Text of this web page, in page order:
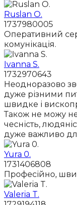
Ruslan O.
1737980005
Оперативний
комунікація.
Ivanna S.
1732970643
Неодноразово
дуже різними
швидке і
Також не можу не
чесність,
дуже важливо
Yura 0.
1731406808
Професійно,
Valeria T.